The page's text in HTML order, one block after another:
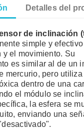
Detalles del
de inclinación
simple y
y el movimiento. Su
es similar al de un
mercurio, pero utiliza
dentro de una
el módulo se
la esfera se
enviando una